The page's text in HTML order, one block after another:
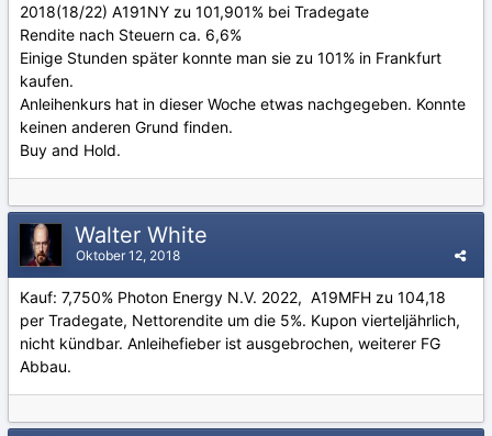
2018(18/22) A191NY zu 101,901% bei Tradegate
Rendite nach Steuern ca. 6,6%
Einige Stunden später konnte man sie zu 101% in Frankfurt
kaufen.
Anleihenkurs hat in dieser Woche etwas nachgegeben. Konnte
keinen anderen Grund finden.
Buy and Hold.
Walter White
Oktober 12, 2018
Kauf: 7,750% Photon Energy N.V. 2022, A19MFH zu 104,18
per Tradegate, Nettorendite um die 5%. Kupon vierteljährlich,
nicht kündbar. Anleihefieber ist ausgebrochen, weiterer FG
Abbau.